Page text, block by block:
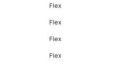
Flex
Flex
Flex
Flex